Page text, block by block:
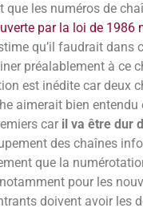
que les numéros de
par la loi de 1986
qu’il faudrait
préalablement à ce
est inédite car deux
aimerait bien
car il va être dur
des chaînes
que la
pour les
doivent avoir les